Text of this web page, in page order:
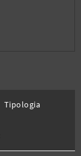
Tipologia